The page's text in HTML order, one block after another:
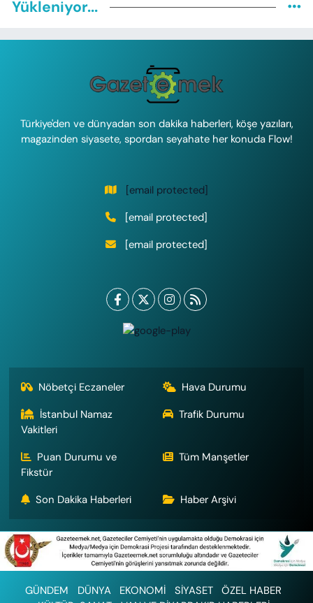
Yükleniyor...
Türkiye'den ve dünyadan son dakika haberleri, köşe yazıları,
magazinden siyasete, spordan seyahate her konuda Flow!
[email protected]
[email protected]
[email protected]
Nöbetçi Eczaneler
Hava Durumu
İstanbul Namaz
Vakitleri
Trafik Durumu
Puan Durumu ve
Fikstür
Tüm Manşetler
Son Dakika Haberleri Haber Arşivi
GÜNDEM DÜNYA EKONOMİ SİYASET
ÖZEL HABER